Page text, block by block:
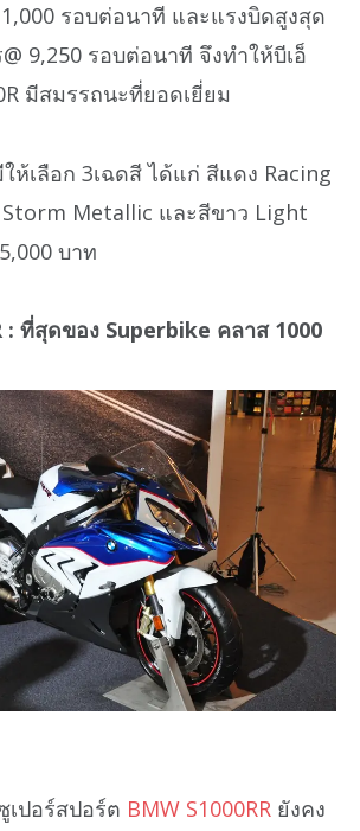
รอบต่อนาที และแรงบิดสูงสุด
9,250 รอบต่อนาที จึงทำให้บีเอ็
มีสมรรถนะที่ยอดเยี่ยม
ให้เลือก 3เฉดสี ได้แก่ สีแดง Racing
Storm Metallic และสีขาว Light
บาท
: ที่สุดของ Superbike คลาส 1000
ปอร์สปอร์ต BMW S1000RR ยังคง